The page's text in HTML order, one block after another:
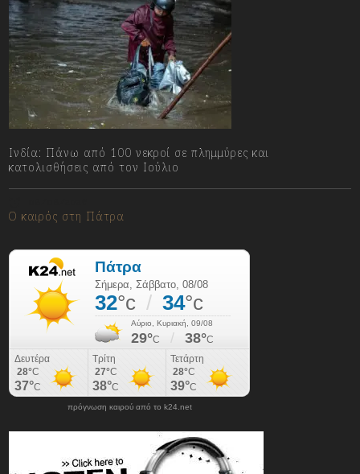
Ινδία: Πάνω από 100 νεκροί σε πλημμύρες και
κατολισθήσεις από τον Ιούλιο
Ο καιρός στη Πάτρα
πρόγνωση καιρού από το k24.net